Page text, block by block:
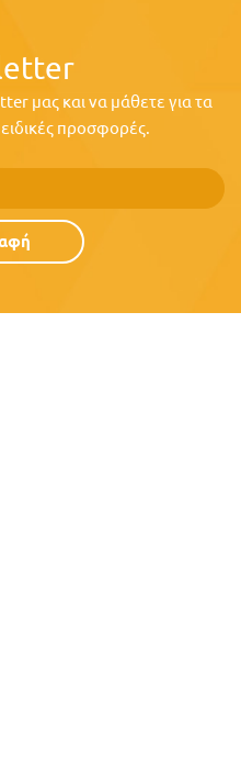
μας και να μάθετε για τα
ειδικές προσφορές.